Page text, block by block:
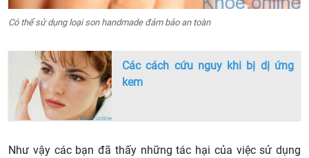
Có thể sử dụng loại son handmade đảm bảo an toàn
Các cách cứu nguy khi bị dị ứng
kem
Như vậy các bạn đã thấy những tác hại của việc sử dụng